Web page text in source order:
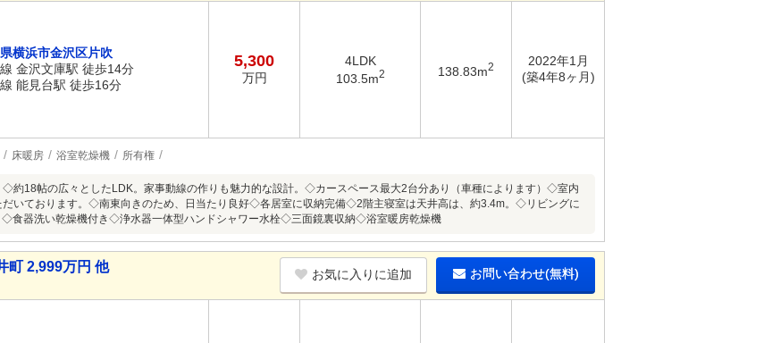
横浜市金沢区片吹
金沢文庫駅 徒歩14分
能見台駅 徒歩16分
5,300
万円
4LDK
103.5m2 138.83m2
2022年1月
(築4年8ヶ月)
床暖房 浴室乾燥機 所有権
◇約18帖の広々としたLDK。家事動線の作りも魅力的な設計。◇カースペース最大2台分あり（車種によります）◇室内
だいております。◇南東向きのため、日当たり良好◇各居室に収納完備◇2階主寝室は天井高は、約3.4m。◇リビングに
◇食器洗い乾燥機付き◇浄水器一体型ハンドシャワー水栓◇三面鏡裏収納◇浴室暖房乾燥機
町 2,999万円 他 お気に入りに追加 お問い合わせ(無料)